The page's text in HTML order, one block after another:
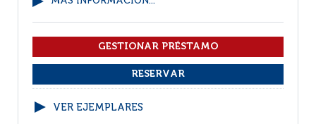
VER EJEMPLARES